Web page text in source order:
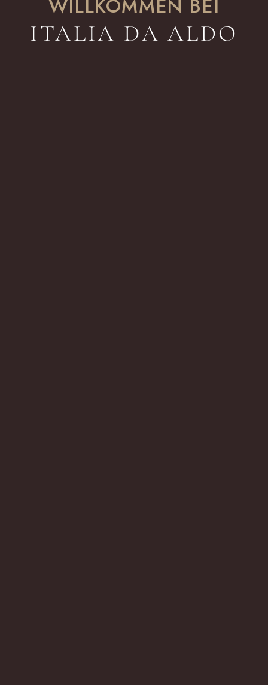
WILLKOMMEN BEI
ITALIA DA ALDO